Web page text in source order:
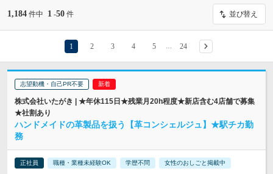
1,184 件中 1 -50 件 並び替え
1 2 3 4 5 24
志望動機・自己PR不要
株式会社いたがき | ★年休115日★残業月20h程度★新店含む4店舗で募集
★社割あり
ハンドメイドの革製品を扱う【革コンシェルジュ】★駅チカ勤
務
正社員 職種・業種未経験OK 学歴不問 女性のおしごと掲載中